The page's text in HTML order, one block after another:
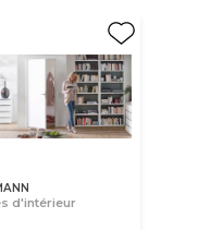
d'intérieur